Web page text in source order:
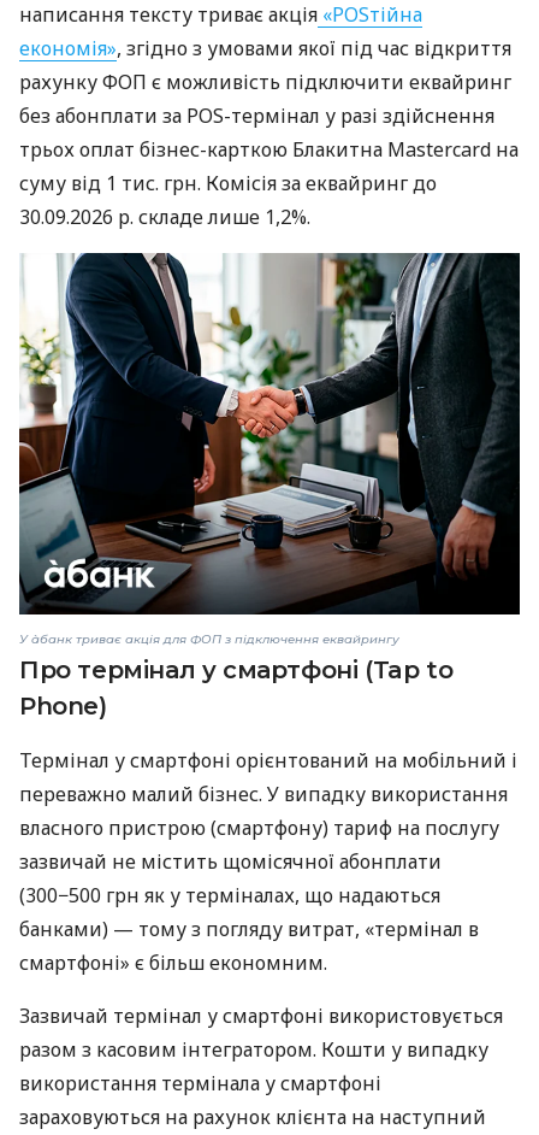
написання тексту триває акція «POSтійна
економія», згідно з умовами якої під час відкриття
рахунку ФОП є можливість підключити еквайринг
без абонплати за POS-термінал у разі здійснення
трьох оплат бізнес-карткою Блакитна Mastercard на
суму від 1 тис. грн. Комісія за еквайринг до
30.09.2026 р. складе лише 1,2%.
У àбанк триває акція для ФОП з підключення еквайрингу
Про термінал у смартфоні (Tap to
Phone)
Термінал у смартфоні орієнтований на мобільний і
переважно малий бізнес. У випадку використання
власного пристрою (смартфону) тариф на послугу
зазвичай не містить щомісячної абонплати
(300−500 грн як у терміналах, що надаються
банками) — тому з погляду витрат, «термінал в
смартфоні» є більш економним.
Зазвичай термінал у смартфоні використовується
разом з касовим інтегратором. Кошти у випадку
використання термінала у смартфоні
зараховуються на рахунок клієнта на наступний